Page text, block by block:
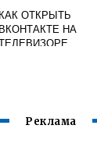
КАК ОТКРЫТЬ
ВКОНТАКТЕ НА
Реклама